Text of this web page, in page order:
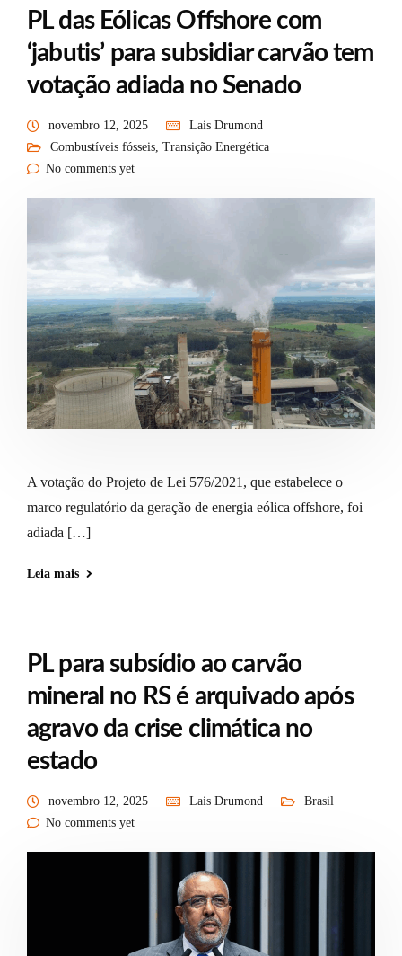
PL das Eólicas Offshore com
‘jabutis’ para subsidiar carvão tem
votação adiada no Senado
novembro 12, 2025
Lais Drumond
Combustíveis fósseis, Transição Energética
No comments yet
A votação do Projeto de Lei 576/2021, que estabelece o
marco regulatório da geração de energia eólica offshore, foi
adiada […]
Leia mais
PL para subsídio ao carvão
mineral no RS é arquivado após
agravo da crise climática no
estado
novembro 12, 2025 Lais Drumond
Brasil
No comments yet